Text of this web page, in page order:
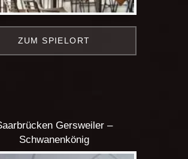
ZUM SPIELORT
Gersweiler –
Schwanenkönig